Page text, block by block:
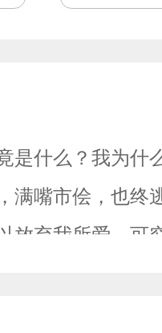
是什么？我为什
满嘴市侩，也终
放弃我所爱，可